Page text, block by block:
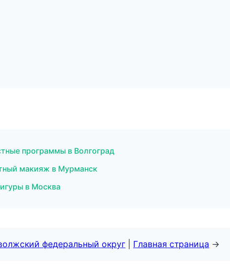
программы в Волгоград
макияж в Мурманск
в Москва
федеральный округ Главная страница →